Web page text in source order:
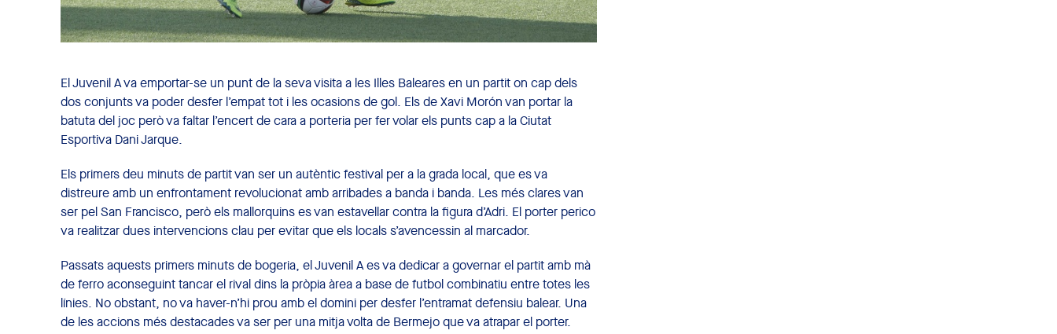
El Juvenil A va emportar-se un punt de la seva visita a les Illes Baleares en un partit on cap dels
dos conjunts va poder desfer l’empat tot i les ocasions de gol. Els de Xavi Morón van portar la
batuta del joc però va faltar l’encert de cara a porteria per fer volar els punts cap a la Ciutat
Esportiva Dani Jarque.
Els primers deu minuts de partit van ser un autèntic festival per a la grada local, que es va
distreure amb un enfrontament revolucionat amb arribades a banda i banda. Les més clares van
ser pel San Francisco, però els mallorquins es van estavellar contra la figura d’Adri. El porter perico
va realitzar dues intervencions clau per evitar que els locals s’avencessin al marcador.
Passats aquests primers minuts de bogeria, el Juvenil A es va dedicar a governar el partit amb mà
de ferro aconseguint tancar el rival dins la pròpia àrea a base de futbol combinatiu entre totes les
línies. No obstant, no va haver-n’hi prou amb el domini per desfer l’entramat defensiu balear. Una
de les accions més destacades va ser per una mitja volta de Bermejo que va atrapar el porter.